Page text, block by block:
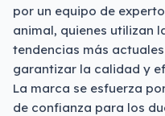
por un equipo de
animal, quienes utilizan
tendencias más
garantizar la calidad y
La marca se esfuerza
de confianza para los